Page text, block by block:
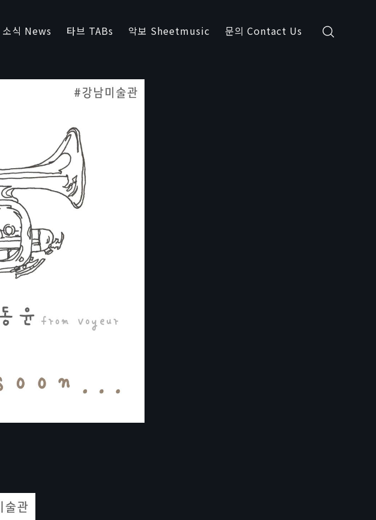
소식 News 타브 TABs 악보 Sheetmusic 문의 Contact Us